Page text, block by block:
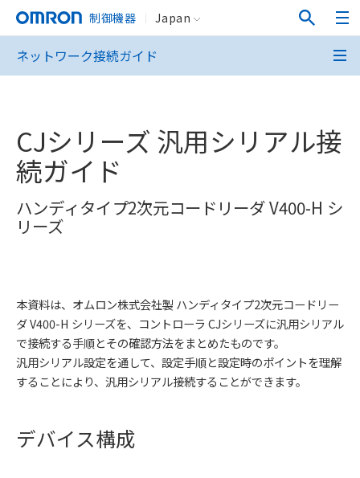
制御機器 Japan
ネットワーク接続ガイド
CJシリーズ 汎用シリアル接
続ガイド
ハンディタイプ2次元コードリーダ V400-H シ
リーズ
本資料は、オムロン株式会社製 ハンディタイプ2次元コードリー
ダ V400-H シリーズを、コントローラ CJシリーズに汎用シリアル
で接続する手順とその確認方法をまとめたものです。
汎用シリアル設定を通して、設定手順と設定時のポイントを理解
することにより、汎用シリアル接続することができます。
デバイス構成